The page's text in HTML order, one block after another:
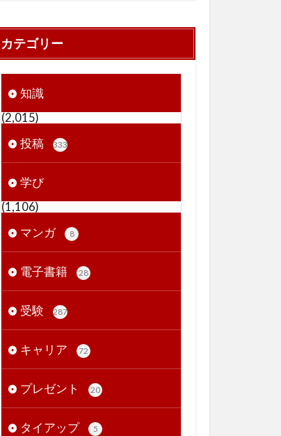
カテゴリー
知識
(2,015)
投稿
333
学び
(1,106)
マンガ
8
電子書籍 28
受験 287
キャリア 72
プレゼント 20
タイアップ 5